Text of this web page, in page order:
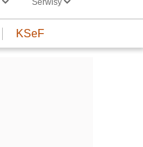
Serwisy
KSeF